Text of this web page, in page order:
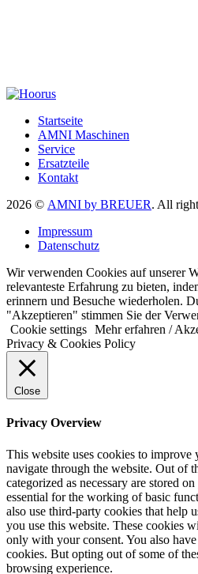
Startseite
AMNI Maschinen
Service
Ersatzteile
Kontakt
2026 © AMNI by BREUER. All
Impressum
Datenschutz
Wir verwenden Cookies auf unserer
relevanteste Erfahrung zu bieten,
erinnern und Besuche wiederholen.
"Akzeptieren" stimmen Sie der
Cookie settings Mehr erfahren /
Privacy & Cookies Policy
Close
Privacy Overview
This website uses cookies to
navigate through the website. Out of
categorized as necessary are stored
essential for the working of basic
also use third-party cookies that help
you use this website. These cookies
only with your consent. You also
cookies. But opting out of some of
browsing experience.